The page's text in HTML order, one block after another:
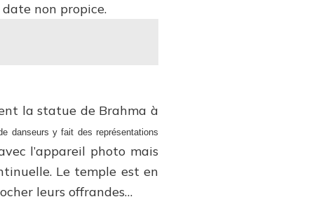
non propice.
la statue de Brahma à
danseurs y fait des représentations
l’appareil photo mais
Le temple est en
leurs offrandes…